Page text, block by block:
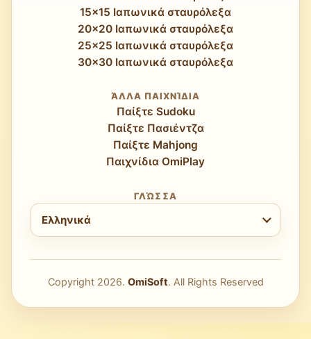
15x15 Ιαπωνικά σταυρόλεξα
20x20 Ιαπωνικά σταυρόλεξα
25x25 Ιαπωνικά σταυρόλεξα
30x30 Ιαπωνικά σταυρόλεξα
ΆΛΛΑ ΠΑΙΧΝΊΔΙΑ
Παίξτε Sudoku
Παίξτε Πασιέντζα
Παίξτε Mahjong
Παιχνίδια OmiPlay
ΓΛΏΣΣΑ
Επιλέξτε γλώσσα
Ελληνικά
Copyright 2026. OmiSoft. All Rights Reserved